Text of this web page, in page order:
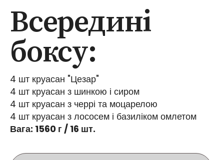
Всередині
боксу:
4 шт круасан "Цезар"
4 шт круасан з шинкою і сиром
4 шт круасан з черрі та моцарелою
4 шт круасан з лососем і базиліком омлетом
Вага: 1560 г / 16 шт.